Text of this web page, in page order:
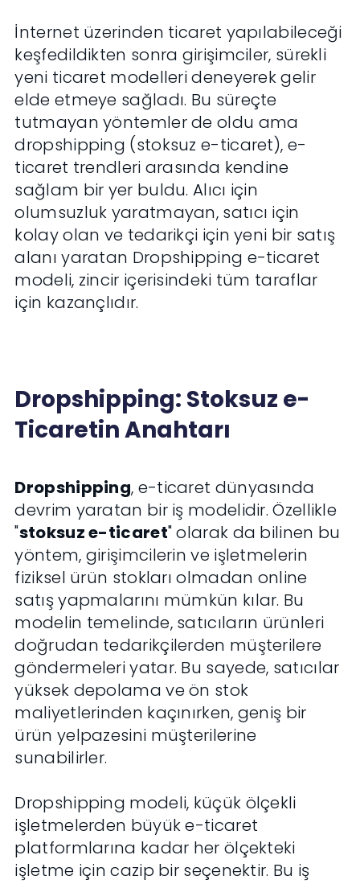
İnternet üzerinden ticaret yapılabileceği
keşfedildikten sonra girişimciler, sürekli
yeni ticaret modelleri deneyerek gelir
elde etmeye sağladı. Bu süreçte
tutmayan yöntemler de oldu ama
dropshipping (stoksuz e-ticaret), e-
ticaret trendleri arasında kendine
sağlam bir yer buldu. Alıcı için
olumsuzluk yaratmayan, satıcı için
kolay olan ve tedarikçi için yeni bir satış
alanı yaratan Dropshipping e-ticaret
modeli, zincir içerisindeki tüm taraflar
için kazançlıdır.
Dropshipping: Stoksuz e-
Ticaretin Anahtarı
Dropshipping, e-ticaret dünyasında
devrim yaratan bir iş modelidir. Özellikle
"stoksuz e-ticaret" olarak da bilinen bu
yöntem, girişimcilerin ve işletmelerin
fiziksel ürün stokları olmadan online
satış yapmalarını mümkün kılar. Bu
modelin temelinde, satıcıların ürünleri
doğrudan tedarikçilerden müşterilere
göndermeleri yatar. Bu sayede, satıcılar
yüksek depolama ve ön stok
maliyetlerinden kaçınırken, geniş bir
ürün yelpazesini müşterilerine
sunabilirler.
Dropshipping modeli, küçük ölçekli
işletmelerden büyük e-ticaret
platformlarına kadar her ölçekteki
işletme için cazip bir seçenektir. Bu iş